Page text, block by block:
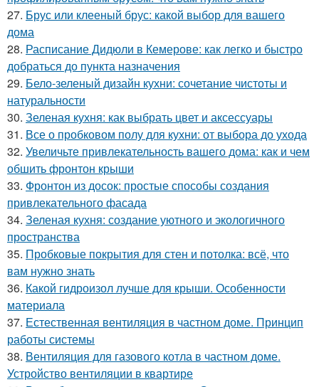
27. Брус или клееный брус: какой выбор для вашего
дома
28. Расписание Дидюли в Кемерове: как легко и быстро
добраться до пункта назначения
29. Бело-зеленый дизайн кухни: сочетание чистоты и
натуральности
30. Зеленая кухня: как выбрать цвет и аксессуары
31. Все о пробковом полу для кухни: от выбора до ухода
32. Увеличьте привлекательность вашего дома: как и чем
обшить фронтон крыши
33. Фронтон из досок: простые способы создания
привлекательного фасада
34. Зеленая кухня: создание уютного и экологичного
пространства
35. Пробковые покрытия для стен и потолка: всё, что
вам нужно знать
36. Какой гидроизол лучше для крыши. Особенности
материала
37. Естественная вентиляция в частном доме. Принцип
работы системы
38. Вентиляция для газового котла в частном доме.
Устройство вентиляции в квартире